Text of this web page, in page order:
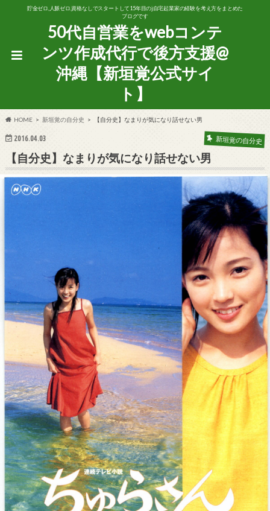
貯金ゼロ,人脈ゼロ,資格なしでスタートして15年目のj自宅起業家の経験を考え方をまとめた
ブログです
50代自営業をwebコンテ
ンツ作成代行で後方支援@
沖縄【新垣覚公式サイ
ト】
HOME 新垣覚の自分史 【自分史】なまりが気になり話せない男
2016.04.03 新垣覚の自分史
【自分史】なまりが気になり話せない男